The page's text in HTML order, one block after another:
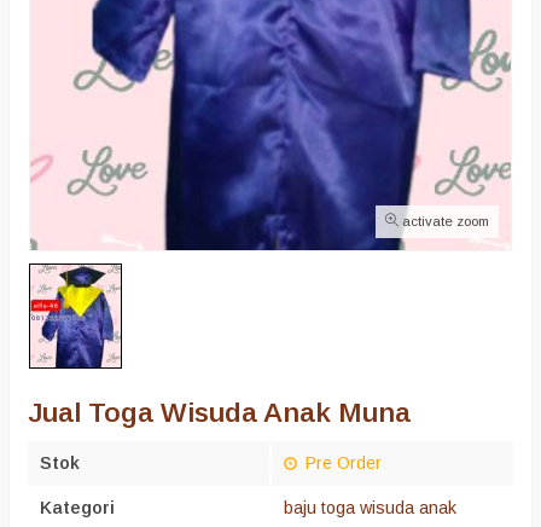
activate zoom
Jual Toga Wisuda Anak Muna
Stok Pre Order
Kategori baju toga wisuda anak